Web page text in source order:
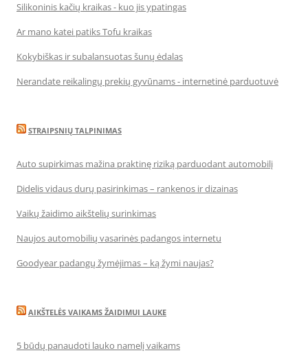
Silikoninis kačių kraikas - kuo jis ypatingas
Ar mano katei patiks Tofu kraikas
Kokybiškas ir subalansuotas šunų ėdalas
Nerandate reikalingų prekių gyvūnams - internetinė parduotuvė
STRAIPSNIŲ TALPINIMAS
Auto supirkimas mažina praktinę riziką parduodant automobilį
Didelis vidaus durų pasirinkimas – rankenos ir dizainas
Vaikų žaidimo aikštelių surinkimas
Naujos automobilių vasarinės padangos internetu
Goodyear padangų žymėjimas – ką žymi naujas?
AIKŠTELĖS VAIKAMS ŽAIDIMUI LAUKE
5 būdų panaudoti lauko namelį vaikams